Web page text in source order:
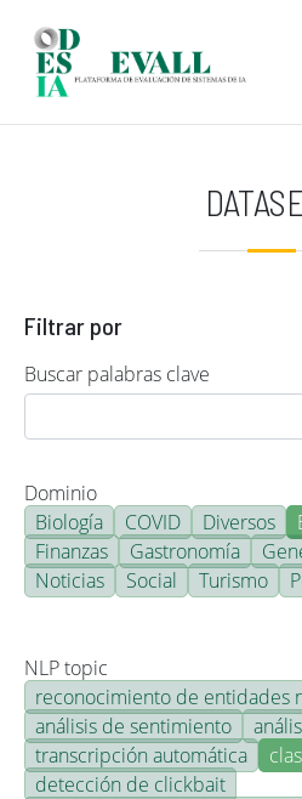
Filtrar por
Buscar palabras clave
Dominio
Biología
COVID Diversos
Finanzas
Gastronomía
Noticias
Social Turismo
NLP topic
reconocimiento de entidades
análisis de sentimiento
transcripción automática
detección de clickbait